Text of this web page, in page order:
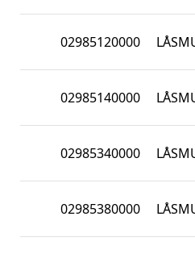
02985120000
02985140000
02985340000
02985380000